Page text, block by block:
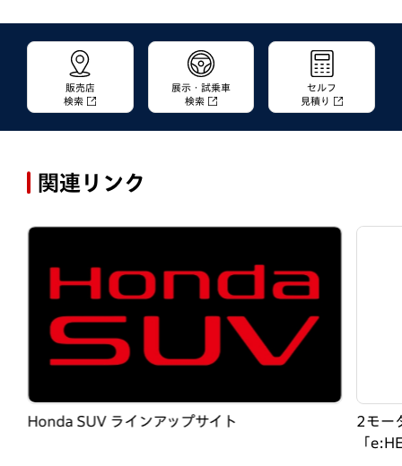
販売店
検索
展示・試乗車
検索
セルフ
見積り
関連リンク
Honda SUV ラインアップサイト
2モー
「